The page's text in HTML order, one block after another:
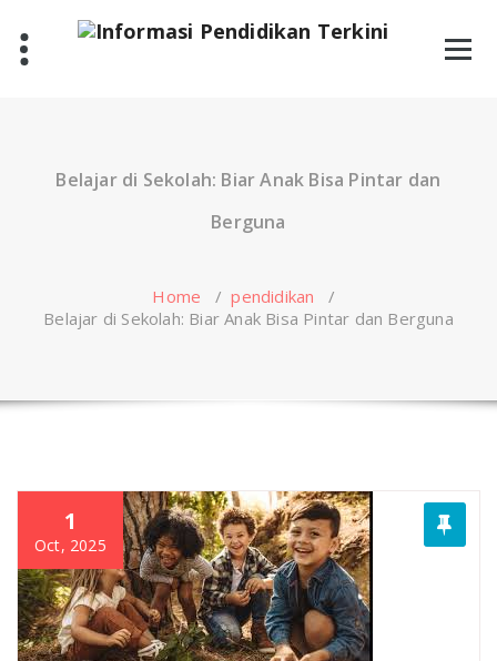
content
Belajar di Sekolah: Biar Anak Bisa Pintar dan
Berguna
Home /pendidikan /
Belajar di Sekolah: Biar Anak Bisa Pintar dan Berguna
1
Oct, 2025